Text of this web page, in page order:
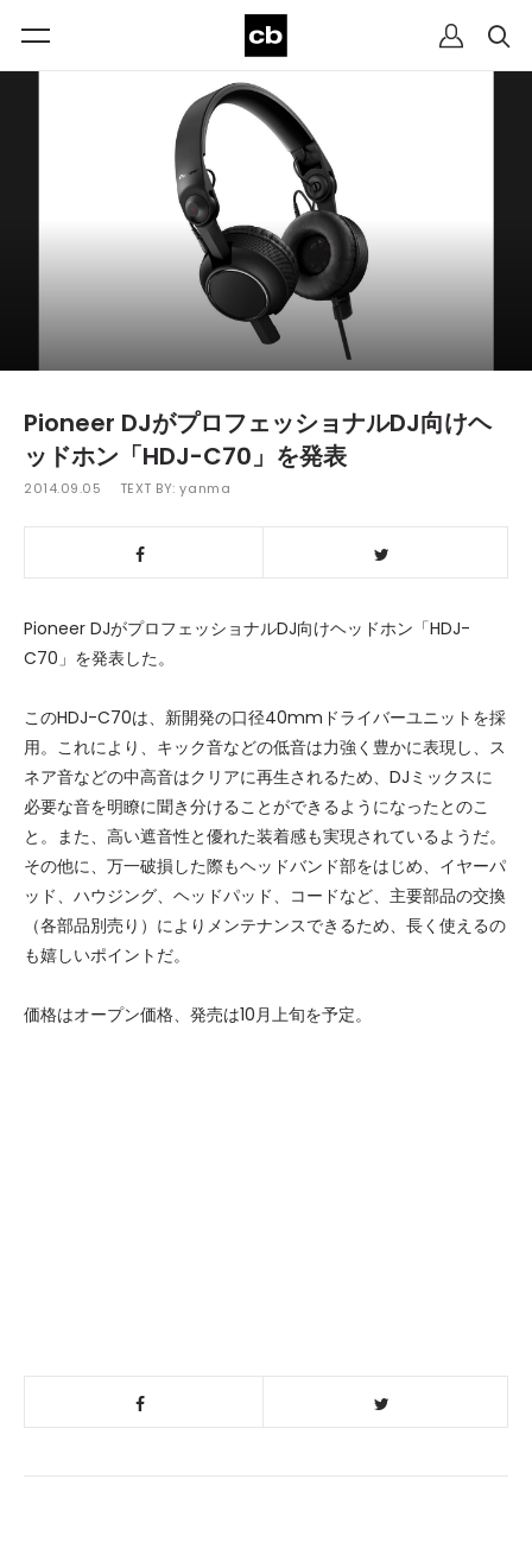
Pioneer DJがプロフェッショナルDJ向けヘ
ッドホン「HDJ-C70」を発表
2014.09.05 TEXT BY:yanma
Pioneer DJがプロフェッショナルDJ向けヘッドホン「HDJ-
C70」を発表した。
このHDJ-C70は、新開発の口径40mmドライバーユニットを採
用。これにより、キック音などの低音は力強く豊かに表現し、ス
ネア音などの中高音はクリアに再生されるため、DJミックスに
必要な音を明瞭に聞き分けることができるようになったとのこ
と。また、高い遮音性と優れた装着感も実現されているようだ。
その他に、万一破損した際もヘッドバンド部をはじめ、イヤーパ
ッド、ハウジング、ヘッドパッド、コードなど、主要部品の交換
（各部品別売り）によりメンテナンスできるため、長く使えるの
も嬉しいポイントだ。
価格はオープン価格、発売は10月上旬を予定。